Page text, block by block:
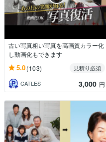
古い写真粗い写真を高画質カラー化
し動画化もできます
5.0(103)
見積り必須
CATLES
3,000 円